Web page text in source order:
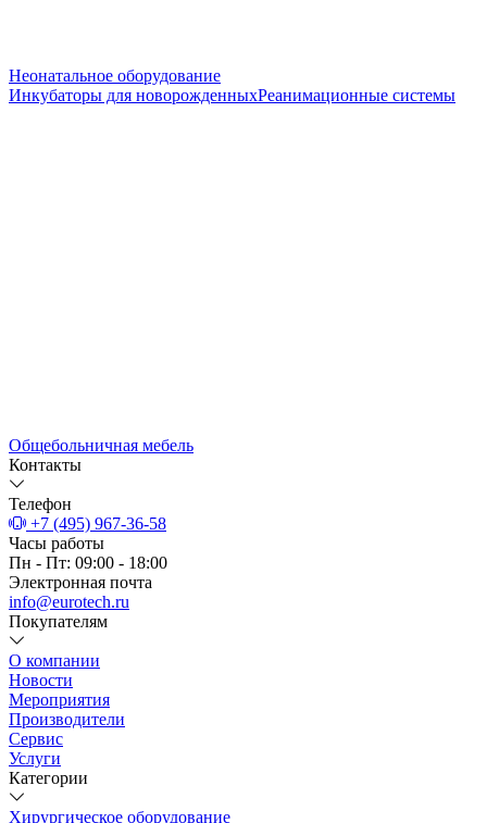
Неонатальное оборудование
Инкубаторы для новорожденныхРеанимационные системы
Общебольничная мебель
Контакты
Телефон
+7 (495) 967-36-58
Часы работы
Пн - Пт: 09:00 - 18:00
Электронная почта
info@eurotech.ru
Покупателям
О компании
Новости
Мероприятия
Производители
Сервис
Услуги
Категории
Хирургическое оборудование